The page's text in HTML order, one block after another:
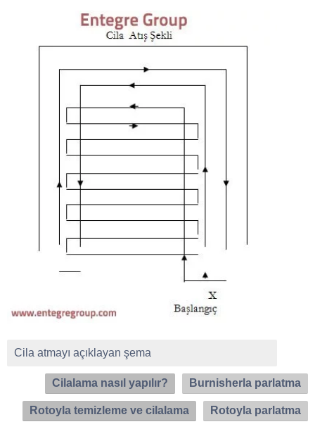
Cila atmayı açıklayan şema
Burnisherla parlatma
Cilalama nasıl yapılır?
Rotoyla parlatma
Rotoyla temizleme ve cilalama